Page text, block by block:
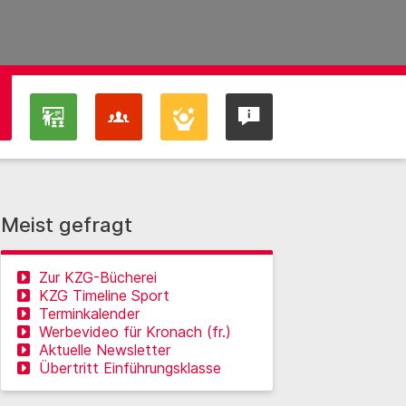
Meist gefragt
Zur KZG-Bücherei
KZG Timeline Sport
Terminkalender
Werbevideo für Kronach (fr.)
Aktuelle Newsletter
Übertritt Einführungsklasse